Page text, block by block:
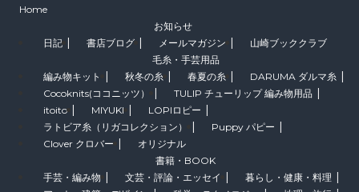
Home
お知らせ
日記
書店ブログ メールマガジン
山崎ブッククラブ
毛糸・手芸用品
編み物キット
秋冬の糸 春夏の糸
DARUMA ダルマ糸
Cocoknits(ココニッツ）
TULIP チューリップ 編み物用品
itoito
MIYUKI
LOPIロピー
ラトビア糸（リガコレクション）
Puppy パピー
Clover クロバー
オリジナル
書籍・BOOK
手芸・編み物
文芸・評論・エッセイ
暮らし・健康・料理